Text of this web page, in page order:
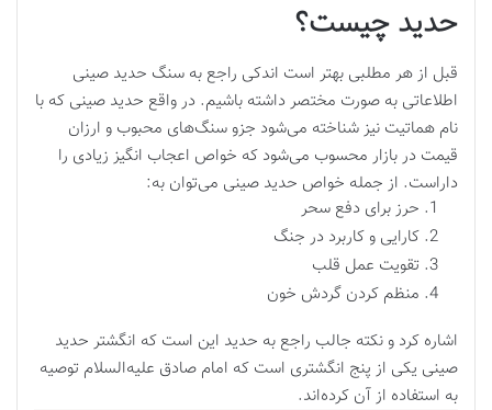
حدید چیست؟
قبل از هر مطلبی بهتر است اندکی راجع به سنگ حدید صینی
اطلاعاتی به صورت مختصر داشته باشیم. در واقع حدید صینی که با
نام هماتیت نیز شناخته می‌شود جزو سنگ‌های محبوب و ارزان
قیمت در بازار محسوب می‌شود که خواص اعجاب انگیز زیادی را
داراست. از جمله خواص حدید صینی می‌توان به:
حرز برای دفع سحر
کارایی و کاربرد در جنگ
تقویت عمل قلب
منظم کردن گردش خون
اشاره کرد و نکته جالب راجع به حدید این است که انگشتر حدید
صینی یکی از پنج انگشتری است که امام صادق علیه‌السلام توصیه
به استفاده از آن کرده‌اند.